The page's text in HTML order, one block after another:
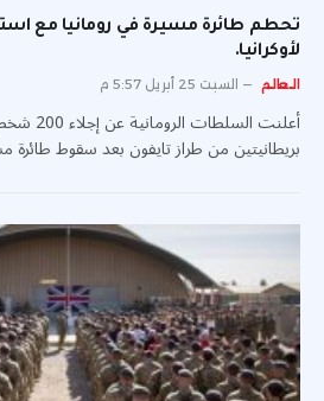
تحطم طائرة مسيرة في رومانيا مع
لأوكرانيا.
العالم السبت 25 أبريل 5:57 م
أعلنت
بريطانيتين من طراز تايفون بعد سقوط